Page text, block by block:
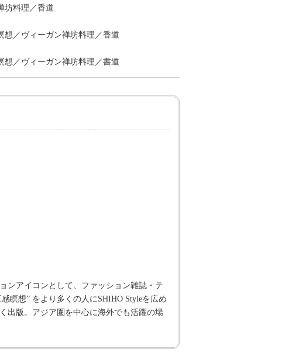
坊料理／香道
／ヴィーガン禅坊料理／香道
／ヴィーガン禅坊料理／書道
ンアイコンとして、ファッション雑誌・テ
瞑想” をより多くの人にSHIHO Styleを広め
出版。アジア圏を中⼼に海外でも活躍の場